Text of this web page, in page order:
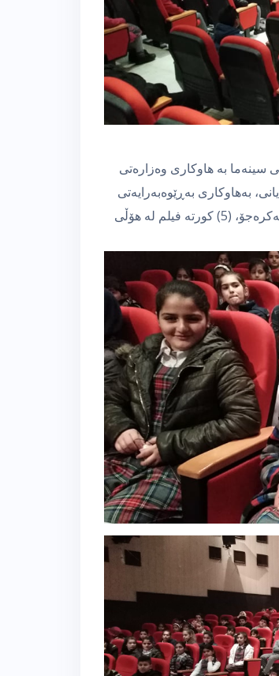
سینەما بە هاوكاری وەزارەتی
ئەمڕۆ پێنج شەممە 28/3/2019، كاتژمێر (9)ی بەیانی، بەهاوكاری بەڕێوەبەرایەتی
گشتی پەروەردەی سلێمانی- بەڕێوەبەرایەتی ڕاگەیاندن و ناوەندی لاوانی بەكرەجۆ، (5) كورتە فیلم لە هۆڵی